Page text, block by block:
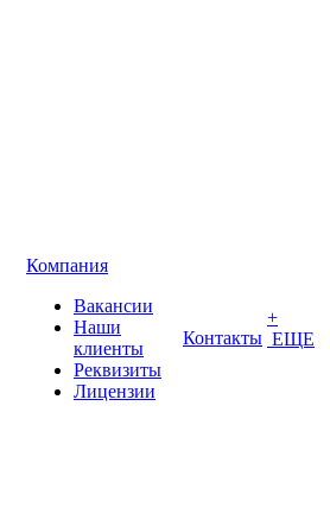
Компания
Вакансии
Наши
клиенты
Реквизиты
Лицензии
Контакты
+
ЕЩЕ